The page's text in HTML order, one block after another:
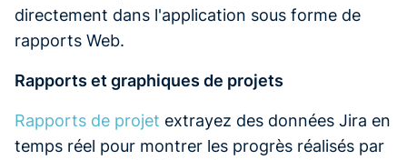
directement dans l'application sous forme de
rapports Web.
Rapports et graphiques de projets
Rapports de projet extrayez des données Jira en
temps réel pour montrer les progrès réalisés par